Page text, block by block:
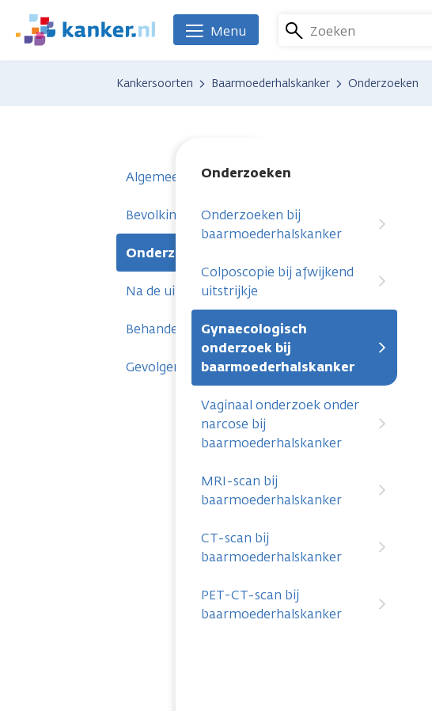
naar
We
zijn
Zoeken
Menu
Kankersoorten Baarmoederhalskanker Onderzoeken
Algemeen
Bevolkingsonderzoek en voorstadium
Onderzoeken
Onderzoeken
Onderzoeken bij
baarmoederhalskanker
Colposcopie bij afwijkend
uitstrijkje
Gynaecologisch
onderzoek bij
baarmoederhalskanker
Vaginaal onderzoek onder
narcose bij
baarmoederhalskanker
MRI-scan bij
baarmoederhalskanker
CT-scan bij
baarmoederhalskanker
PET-CT-scan bij
baarmoederhalskanker
Na de uitslag
Behandelingen
Gevolgen